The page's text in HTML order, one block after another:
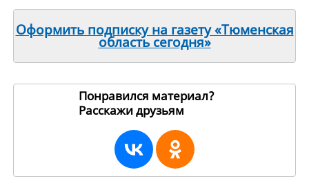
Оформить подписку на газету «Тюменская
область сегодня»
Понравился материал?
Расскажи друзьям